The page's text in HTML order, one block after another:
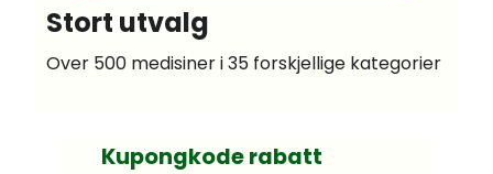
Stort utvalg
Over 500 medisiner i 35 forskjellige kategorier
Kupongkode rabatt